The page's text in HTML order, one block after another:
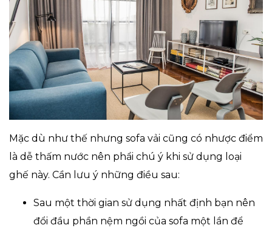
Mặc dù như thế nhưng sofa vải cũng có nhược điểm
là dễ thấm nước nên phẩi chú ý khi sử dụng loại
ghế này. Cần lưu ý những điều sau:
Sau một thời gian sử dụng nhất định bạn nên
đổi đầu phần nệm ngồi của sofa một lần để